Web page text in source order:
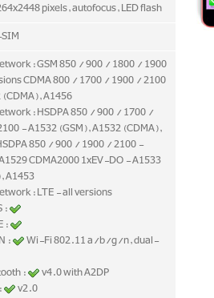
pixels, autofocus, LED flash
: GSM 850 / 900 / 1800 / 1900
CDMA 800 / 1700 / 1900 / 2100
A1456
: HSDPA 850 / 900 / 1700 /
- A1532 (GSM), A1532 (CDMA),
850 / 900 / 1900 / 2100 -
CDMA2000 1xEV-DO - A1533
A1453
: LTE - all versions
:
:
:
Wi-Fi 802.11 a/b/g/n, dual-
:
v4.0 with A2DP
v2.0